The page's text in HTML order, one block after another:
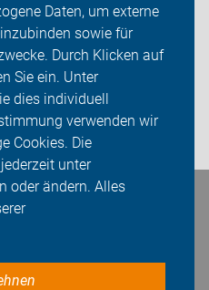
Daten, um externe
sowie für
Durch Klicken auf
Sie ein. Unter
dies individuell
verwenden wir
Cookies. Die
unter
oder ändern. Alles